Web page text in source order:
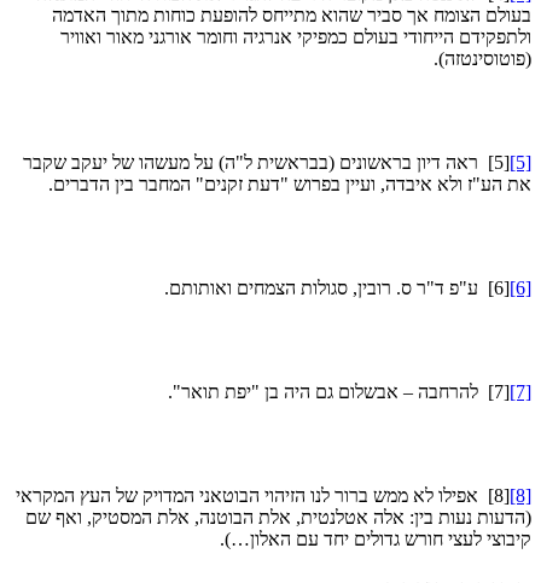
הצומח אך סביר שהוא מתייחס להופעת כוחות מתוך האדמה
הייחודי בעולם כמפיקי אנרגיה וחומר אורגני מאור ואוויר
[5] ראה דיון בראשונים (בבראשית ל"ה) על מעשהו של יעקב שקבר
הע"ז ולא איבדה, ועיין בפרוש "דעת זקנים" המחבר בין הדברים.
[6] ע"פ ד"ר ס. רובין, סגולות הצמחים ואותותם.
[7] להרחבה – אבשלום גם היה בן "יפת תואר".
[8] אפילו לא ממש ברור לנו הזיהוי הבוטאני המדויק של העץ המקראי
נעות בין: אלה אטלנטית, אלת הבוטנה, אלת המסטיק, ואף שם
לעצי חורש גדולים יחד עם האלון…).